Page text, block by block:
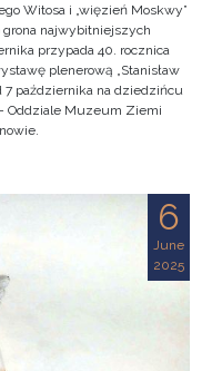
Witosa i „więzień Moskwy”
grona najwybitniejszych
przypada 40. rocznica
plenerową „Stanisław
7 października na dziedzińcu
Oddziale Muzeum Ziemi
6
June
2025